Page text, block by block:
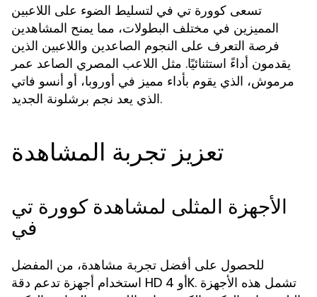
تسعى كوورة تي في لتسليط الضوء على اللاعبين
المميزين في مختلف البطولات، مما يمنح المشاهدين
فرصة التعرف على النجوم الصاعدين واللاعبين الذين
يقدمون أداءً استثنائيًا. مثل اللاعب المصري الصاعد عمر
مرموش، الذي يقوم بأداء مميز في أوروبا، أو أنسو فاتي
الذي يعد نجم برشلونة الجديد.
تعزيز تجربة المشاهدة
الأجهزة المثلى لمشاهدة كوورة تي
في
للحصول على أفضل تجربة مشاهدة، من المفضل
استخدام أجهزة تدعم دقة HD أو 4K. تشمل هذه الأجهزة